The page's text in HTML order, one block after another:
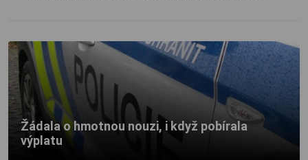
Žádala o hmotnou nouzi, i když pobírala
výplatu